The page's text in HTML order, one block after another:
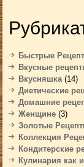
Быстрые
Вкусные
Вкусняшка(14)
Диетические
Домашние
Женщине (3)
Золотые
Коллекция
Кондитерские
Кулинария как